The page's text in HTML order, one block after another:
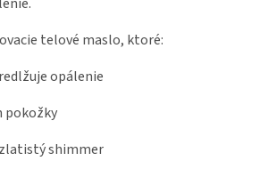
telové maslo, ktoré:
opálenie
pokožky
shimmer